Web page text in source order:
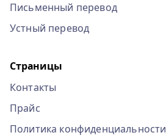
Письменный перевод
Устный перевод
Страницы
Контакты
Прайс
Политика конфиденциальности